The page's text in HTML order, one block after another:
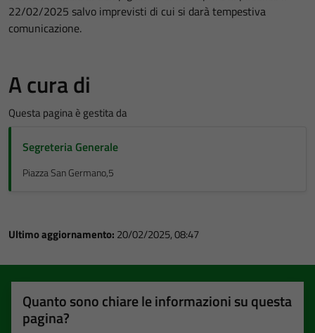
22/02/2025 salvo imprevisti di cui si darà tempestiva
comunicazione.
A cura di
Questa pagina è gestita da
Segreteria Generale
Piazza San Germano,5
Ultimo aggiornamento: 20/02/2025, 08:47
Quanto sono chiare le informazioni su questa
pagina?